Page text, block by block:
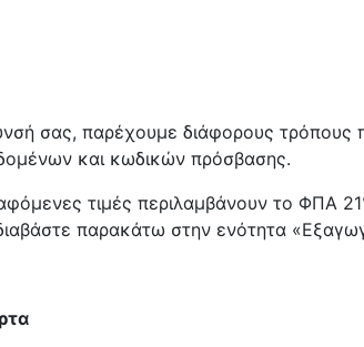
σας, παρέχουμε διάφορους
και κωδικών πρόσβασης.
τιμές περιλαμβάνουν το ΦΠΑ
παρακάτω στην ενότητα